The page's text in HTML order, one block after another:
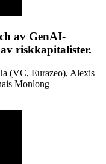
av GenAI-
riskkapitalister.
(VC, Eurazeo), Alexis
Monlong